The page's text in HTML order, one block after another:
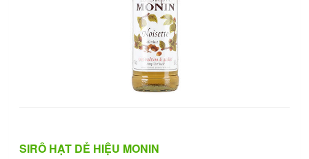
SIRÔ HẠT DẺ HIỆU MONIN